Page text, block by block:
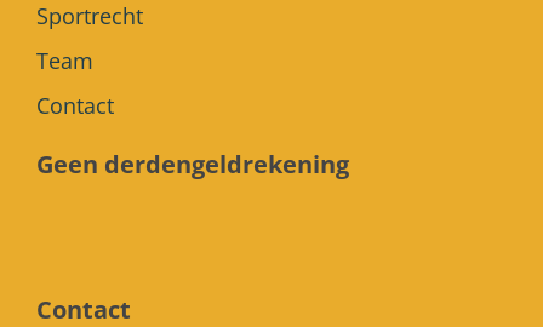
Sportrecht
Team
Contact
Geen derdengeldrekening
Contact